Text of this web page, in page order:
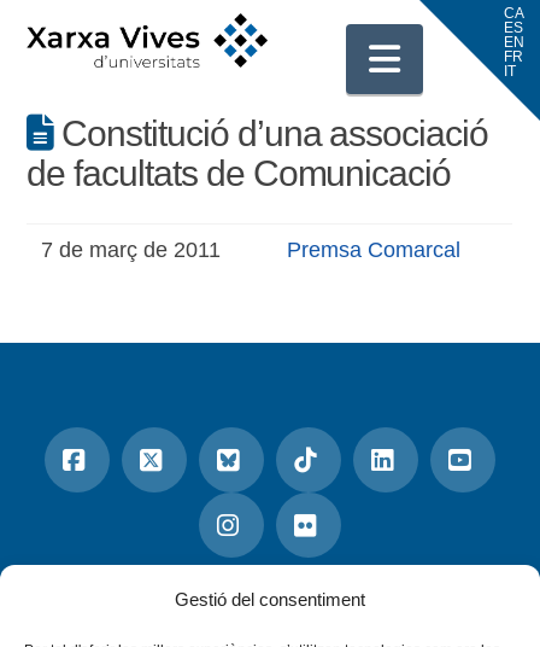
Gestió del consentiment
Constitució d’una associació
de facultats de Comunicació
7 de març de 2011 Premsa Comarcal
BlueskyTiktok
InstagramFlickr
INICI QUI SOM
PROGRAMES
DESENVOLUPAMENT SOSTENIBLE
TRANSPARÈNCIA